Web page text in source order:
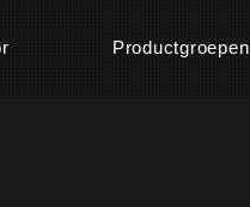
Productgroepen